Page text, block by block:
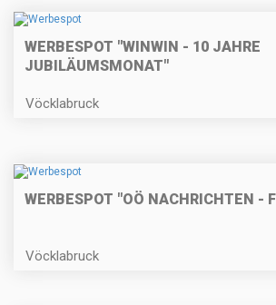
WERBESPOT "WINWIN - 10 JAHRE
JUBILÄUMSMONAT"
Vöcklabruck
WERBESPOT "OÖ NACHRICHTEN -
Vöcklabruck